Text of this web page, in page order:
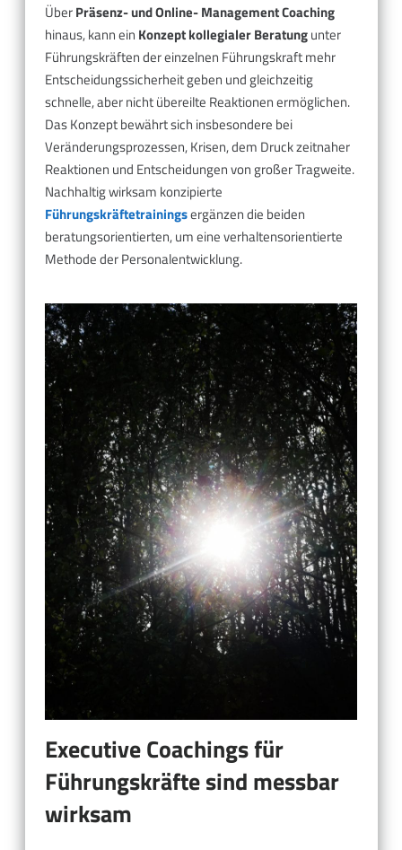
ÜberPräsenz- und Online- Management Coaching
hinaus, kann ein Konzept kollegialer Beratungunter
Führungskräften der einzelnen Führungskraft mehr
Entscheidungssicherheit geben und gleichzeitig
schnelle, aber nicht übereilte Reaktionen ermöglichen.
Das Konzept bewährt sich insbesondere bei
Veränderungsprozessen, Krisen, dem Druck zeitnaher
Reaktionen und Entscheidungen von großer Tragweite.
Nachhaltig wirksam konzipierte
Führungskräftetrainingsergänzen die beiden
beratungsorientierten, um eine verhaltensorientierte
Methode der Personalentwicklung.
Executive Coachings für
Führungskräfte sind messbar
wirksam